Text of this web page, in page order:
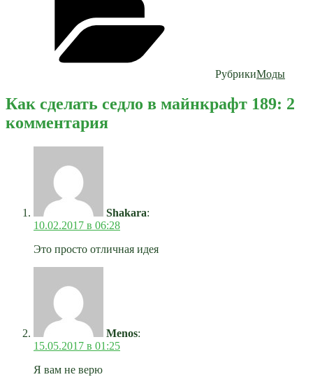
РубрикиМоды
Как сделать седло в майнкрафт 189: 2
комментария
Shakara:
10.02.2017 в 06:28
Это просто отличная идея
Menos:
15.05.2017 в 01:25
Я вам не верю